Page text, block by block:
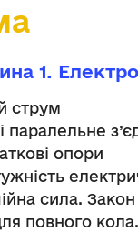
1.
струм
паралельне
опори
сила.
повного кола.